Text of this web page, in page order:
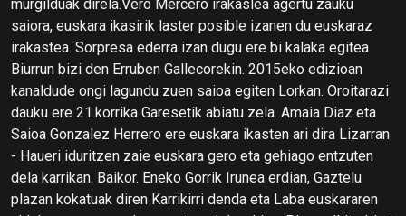
murgilduak direla.Vero Mercero irakaslea agertu zauku
saiora, euskara ikasirik laster posible izanen du euskaraz
irakastea. Sorpresa ederra izan dugu ere bi kalaka egitea
Biurrun bizi den Erruben Gallecorekin. 2015eko edizioan
kanaldude ongi lagundu zuen saioa egiten Lorkan. Oroitarazi
dauku ere 21.korrika Garesetik abiatu zela. Amaia Diaz eta
Saioa Gonzalez Herrero ere euskara ikasten ari dira Lizarran
- Haueri iduritzen zaie euskara gero eta gehiago entzuten
dela karrikan. Baikor. Eneko Gorrik Irunea erdian, Gaztelu
plazan kokatuak diren Karrikirri denda eta Laba euskararen